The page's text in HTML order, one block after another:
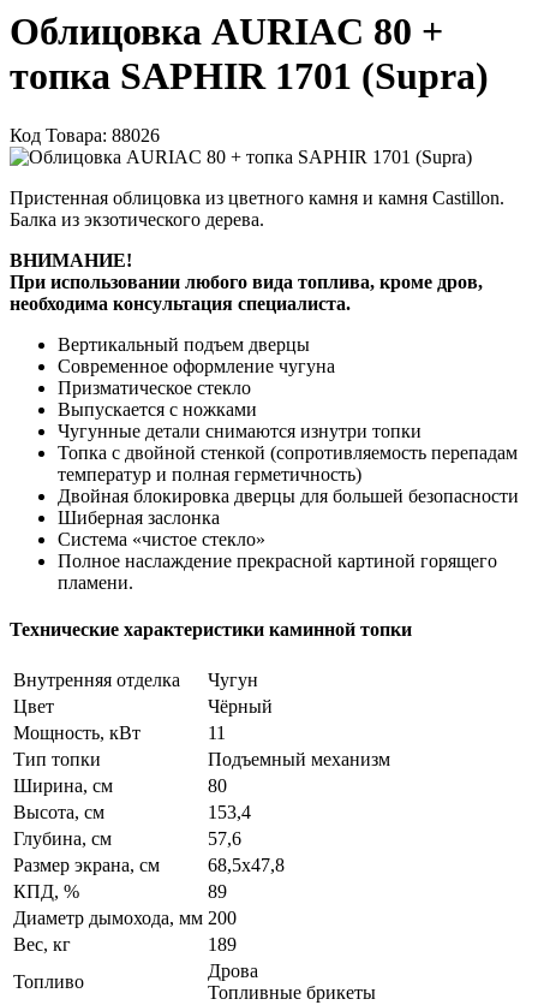
Облицовка AURIAC 80 +
топка SAPHIR 1701 (Supra)
Код Товара: 88026
Пристенная облицовка из цветного камня и камня Castillon.
Балка из экзотического дерева.
ВНИМАНИЕ!
При использовании любого вида топлива, кроме дров,
необходима консультация специалиста.
Вертикальный подъем дверцы
Современное оформление чугуна
Призматическое стекло
Выпускается с ножками
Чугунные детали снимаются изнутри топки
Топка с двойной стенкой (сопротивляемость перепадам
температур и полная герметичность)
Двойная блокировка дверцы для большей безопасности
Шиберная заслонка
Система «чистое стекло»
Полное наслаждение прекрасной картиной горящего
пламени.
Технические характеристики каминной топки
Внутренняя отделка
Чугун
Цвет
Чёрный
Мощность, кВт
11
Тип топки
Подъемный механизм
Ширина, см
80
Высота, см
153,4
Глубина, см
57,6
Размер экрана, см
68,5x47,8
КПД, %
89
Диаметр дымохода, мм 200
Вес, кг
189
Топливо
Дрова
Топливные брикеты